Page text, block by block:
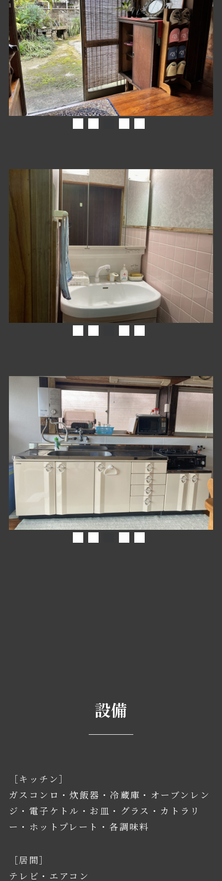
設備
［キッチン］
ガスコンロ・炊飯器・冷蔵庫・オーブンレン
ジ・電子ケトル・お皿・グラス・カトラリ
ー・ホットプレート・各調味料
［居間］
テレビ・エアコン